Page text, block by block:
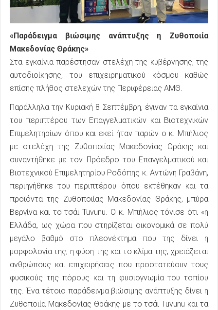
«Παράδειγμα βιώσιμης ανάπτυξης η Ζυθοποιία
Μακεδονίας Θράκης»
Στα εγκαίνια παρέστησαν στελέχη της κυβέρνησης, της
αυτοδιοίκησης, του επιχειρηματικού κόσμου καθώς
επίσης πλήθος στελεχών της Περιφέρειας ΑΜΘ.
Παράλληλα την Κυριακή 8 Σεπτέμβρη, έγιναν τα εγκαίνια
του περιπτέρου των Επαγγελματικών και Βιοτεχνικών
Επιμελητηρίων όπου και εκεί ήταν παρών ο κ. Μπήλιος
με στελέχη της Ζυθοποιίας Μακεδονίας Θράκης και
συναντήθηκε με τον Πρόεδρο του Επαγγελματικού και
Βιοτεχνικού Επιμελητηρίου Ροδόπης κ. Αντώνη Γραβάνη,
περιηγήθηκε του περιπτέρου όπου εκτέθηκαν και τα
προϊόντα της Ζυθοποιίας Μακεδονίας Θράκης, μπύρα
Βεργίνα και το τσάι Tuvunu. Ο κ. Μπήλιος τόνισε ότι «η
Ελλάδα, ως χώρα που στηρίζεται οικονομικά σε πολύ
μεγάλο βαθμό στο πλεονέκτημα που της δίνει η
μορφολογία της, η φύση της και το κλίμα της, χρειάζεται
ανθρώπους και επιχειρήσεις που προστατεύουν τους
φυσικούς της πόρους και τη φυσιογνωμία του τοπίου
της. Ένα τέτοιο παράδειγμα βιώσιμης ανάπτυξης δίνει η
Ζυθοποιία Μακεδονίας Θράκης με το τσάι Tuvunu και τα